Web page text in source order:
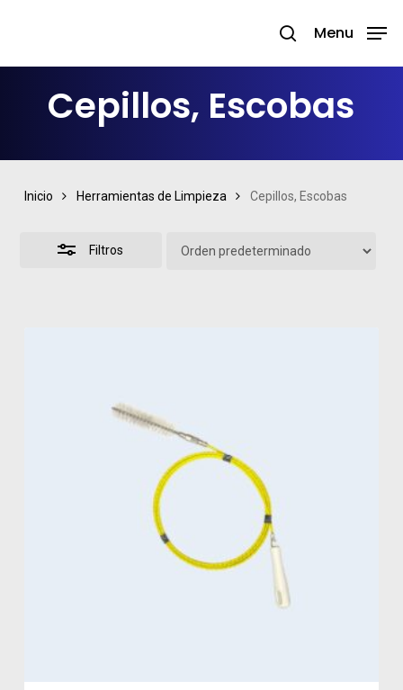
main
content
search
Menu
Cepillos, Escobas
Inicio Herramientas de Limpieza Cepillos, Escobas
Filtros
Close
Filters